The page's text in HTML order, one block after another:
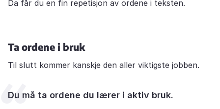
Da får du en fin repetisjon av ordene i teksten.
Ta ordene i bruk
Til slutt kommer kanskje den aller viktigste jobben.
Du må ta ordene du lærer i aktiv bruk.